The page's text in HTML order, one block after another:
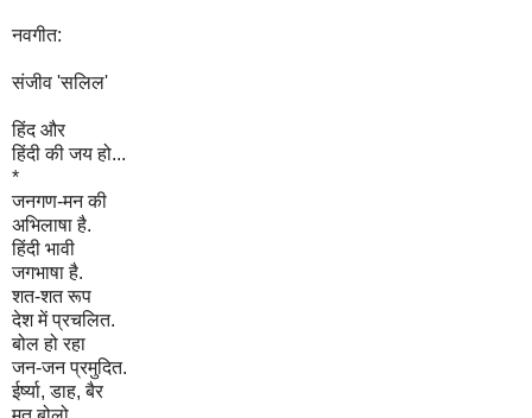
नवगीत:
संजीव 'सलिल'
हिंद और
हिंदी की जय हो...
*
जनगण-मन की
अभिलाषा है.
हिंदी भावी
जगभाषा है.
शत-शत रूप
देश में प्रचलित.
बोल हो रहा
जन-जन प्रमुदित.
ईर्ष्या, डाह, बैर